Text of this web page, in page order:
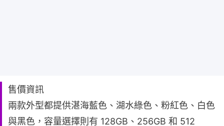
售價資訊
兩款外型都提供湛海藍色、湖水綠色、粉紅色、白色
與黑色，容量選擇則有 128GB、256GB 和 512